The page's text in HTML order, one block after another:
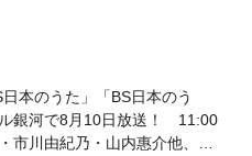
本のうた」「BS日本のう
銀河で8月10日放送！ 11:00
市川由紀乃・山内惠介他、